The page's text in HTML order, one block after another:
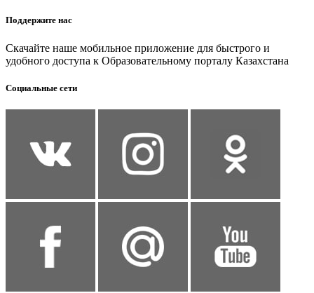
Поддержите нас
Скачайте наше мобильное приложение для быстрого и
удобного доступа к Образовательному порталу Казахстана
Социальные сети